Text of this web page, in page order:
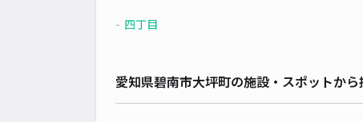
四丁目
愛知県碧南市大坪町の施設・スポットから